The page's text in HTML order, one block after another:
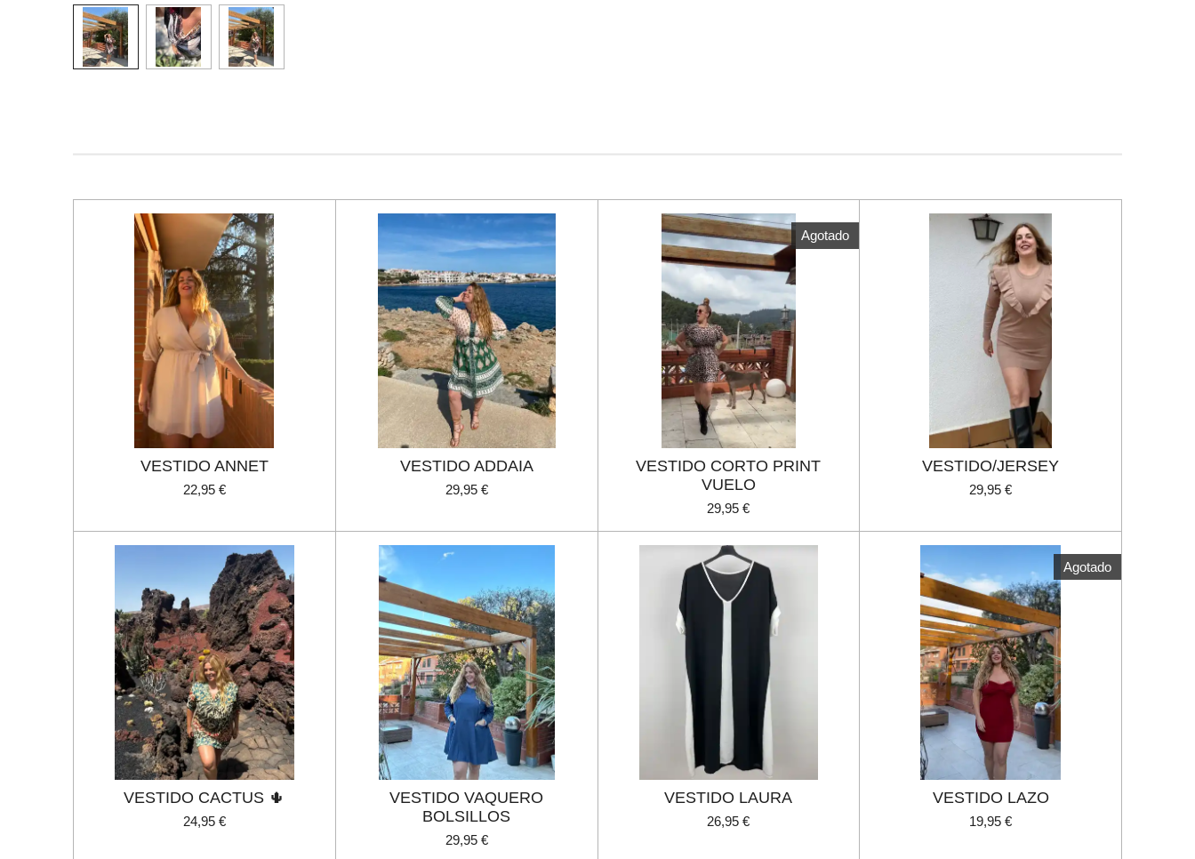
VESTIDO ANNET
22,95 €
VESTIDO ADDAIA
29,95 €
Agotado
VESTIDO CORTO PRINT
VUELO
29,95 €
VESTIDO/JERSEY
29,95 €
VESTIDO CACTUS 🌵
24,95 €
VESTIDO VAQUERO
BOLSILLOS
29,95 €
VESTIDO LAURA
26,95 €
Agotado
VESTIDO LAZO
19,95 €